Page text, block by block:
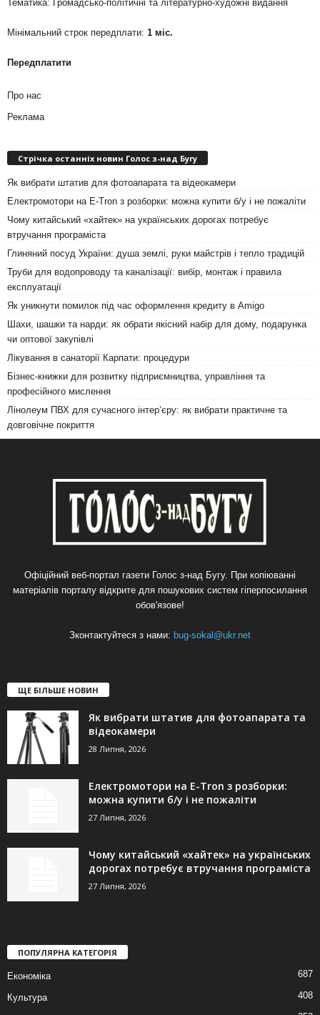
Тематика: Громадсько-політичні та літературно-художні видання
Мінімальний строк передплати: 1 міс.
Передплатити
Про нас
Реклама
Стрічка останніх новин Голос з-над Бугу
Як вибрати штатив для фотоапарата та відеокамери
Електромотори на E-Tron з розборки: можна купити б/у і не пожаліти
Чому китайський «хайтек» на українських дорогах потребує
втручання програміста
Глиняний посуд України: душа землі, руки майстрів і тепло традицій
Труби для водопроводу та каналізації: вибір, монтаж і правила
експлуатації
Як уникнути помилок під час оформлення кредиту в Amigo
Шахи, шашки та нарди: як обрати якісний набір для дому, подарунка
чи оптової закупівлі
Лікування в санаторії Карпати: процедури
Бізнес-книжки для розвитку підприємництва, управління та
професійного мислення
Лінолеум ПВХ для сучасного інтер’єру: як вибрати практичне та
довговічне покриття
Офіційний веб-портал газети Голос з-над Бугу. При копіюванні
матеріалів порталу відкрите для пошукових систем гіперпосилання
обов'язове!
Зконтактуйтеся з нами: bug-sokal@ukr.net
ЩЕ БІЛЬШЕ НОВИН
Як вибрати штатив для фотоапарата та
відеокамери
28 Липня, 2026
Електромотори на E-Tron з розборки:
можна купити б/у і не пожаліти
27 Липня, 2026
Чому китайський «хайтек» на українських
дорогах потребує втручання програміста
27 Липня, 2026
ПОПУЛЯРНА КАТЕГОРІЯ
Економіка 687
Культура 408